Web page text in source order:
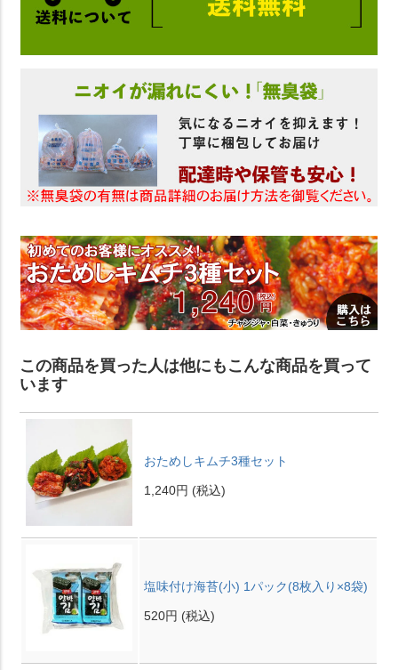
この商品を買った人は他にもこんな商品を買って
います
おためしキムチ3種セット
1,240円 (税込)
塩味付け海苔(小) 1パック(8枚入り×8袋)
520円 (税込)